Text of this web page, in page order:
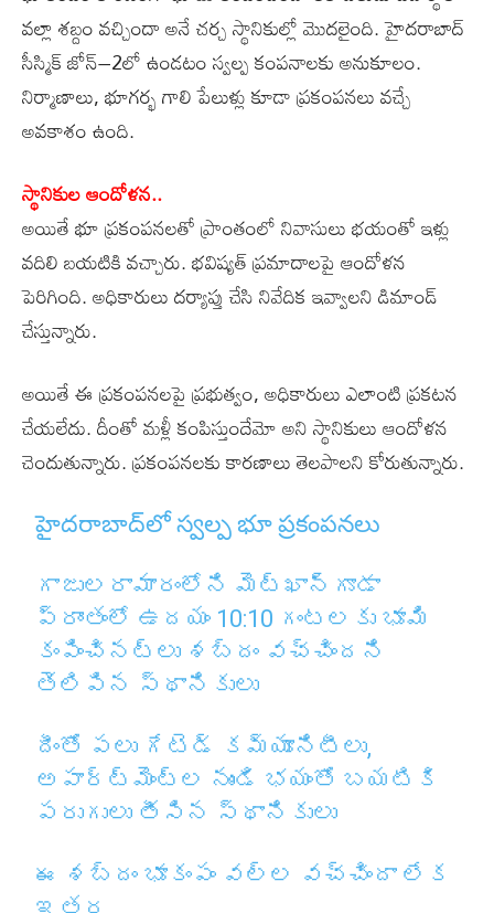
వల్లా శబ్దం వచ్చిందా అనే చర్చ స్థానికుల్లో మొదలైంది. హైదరాబాద్‌
సీస్మిక్‌ జోన్‌–2లో ఉండటం స్వల్ప కంపనాలకు అనుకూలం.
నిర్మాణాలు, భూగర్భ గాలి పేలుళ్లు కూడా ప్రకంపనలు వచ్చే
అవకాశం ఉంది.
స్థానికుల ఆందోళన..
అయితే భూ ప్రకంపనలతో ప్రాంతంలో నివాసులు భయంతో ఇళ్లు
వదిలి బయటికి వచ్చారు. భవిష్యత్‌ ప్రమాదాలపై ఆందోళన
పెరిగింది. అధికారులు దర్యాప్తు చేసి నివేదిక ఇవ్వాలని డిమాండ్‌
చేస్తున్నారు.
అయితే ఈ ప్రకంపనలపై ప్రభుత్వం, అధికారులు ఎలాంటి ప్రకటన
చేయలేదు. దీంతో మళ్లీ కంపిస్తుందేమో అని స్థానికులు ఆందోళన
చెందుతున్నారు. ప్రకంపనలకు కారణాలు తెలపాలని కోరుతున్నారు.
హైదరాబాద్‌లో స్వల్ప భూ ప్రకంపనలు
గాజులరామారంలోని మెట్‌ఖాన్‌గూడా
ప్రాంతంలో ఉదయం 10:10 గంటలకు భూమి
కంపించినట్లు శబ్దం వచ్చిందని
తెలిపిన స్థానికులు
దీంతో పలు గేటెడ్ కమ్యూనిటీలు,
అపార్ట్‌మెంట్‌ల నుండి భయంతో బయటికి
పరుగులు తీసిన స్థానికులు
ఈ శబ్దం భూకంపం వల్ల వచ్చిందా లేక